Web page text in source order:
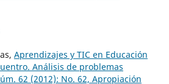
Aprendizajes y TIC en Educación
Análisis de problemas
62 (2012): No. 62, Apropiación